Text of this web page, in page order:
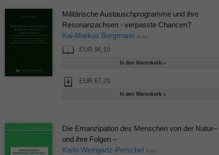
Militärische Austauschprogramme und ihre
Resonanzachsen - verpasste Chancen?
Kai-Markus Bergmann Autor
EUR 96,10
EUR 67,20
Die Emanzipation des Menschen von der Natur–
und ihre Folgen –
Karin Weingartz-Perschel Autor